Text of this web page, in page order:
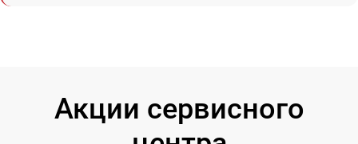
Акции сервисного